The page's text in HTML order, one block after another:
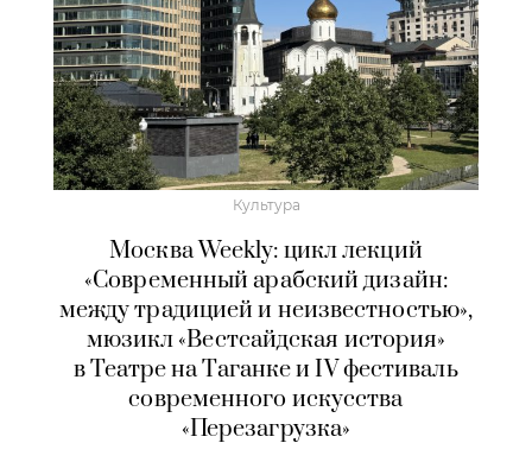
Культура
Москва Weekly: цикл лекций
«Современный арабский дизайн:
между традицией и неизвестностью»,
мюзикл «Вестсайдская история»
в Театре на Таганке и IV фестиваль
современного искусства
«Перезагрузка»